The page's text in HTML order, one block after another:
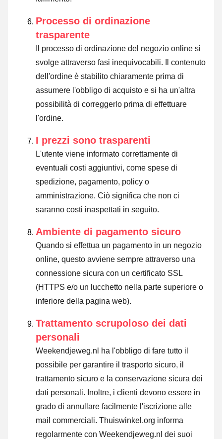
Processo di ordinazione
trasparente
Il processo di ordinazione del negozio online si
svolge attraverso fasi inequivocabili. Il contenuto
dell'ordine è stabilito chiaramente prima di
assumere l'obbligo di acquisto e si ha un'altra
possibilità di correggerlo prima di effettuare
l'ordine.
I prezzi sono trasparenti
L'utente viene informato correttamente di
eventuali costi aggiuntivi, come spese di
spedizione, pagamento, policy o
amministrazione. Ciò significa che non ci
saranno costi inaspettati in seguito.
Ambiente di pagamento sicuro
Quando si effettua un pagamento in un negozio
online, questo avviene sempre attraverso una
connessione sicura con un certificato SSL
(HTTPS e/o un lucchetto nella parte superiore o
inferiore della pagina web).
Trattamento scrupoloso dei dati
personali
Weekendjeweg.nl ha l'obbligo di fare tutto il
possibile per garantire il trasporto sicuro, il
trattamento sicuro e la conservazione sicura dei
dati personali. Inoltre, i clienti devono essere in
grado di annullare facilmente l'iscrizione alle
mail commerciali. Thuiswinkel.org informa
regolarmente con Weekendjeweg.nl dei suoi